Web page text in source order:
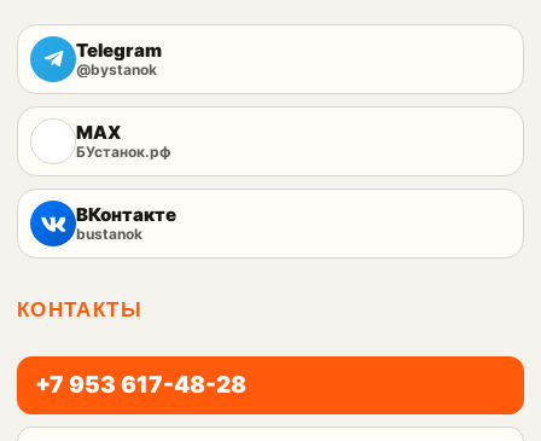
Telegram
@bystanok
MAX
БУстанок.рф
ВКонтакте
bustanok
КОНТАКТЫ
+7 953 617-48-28